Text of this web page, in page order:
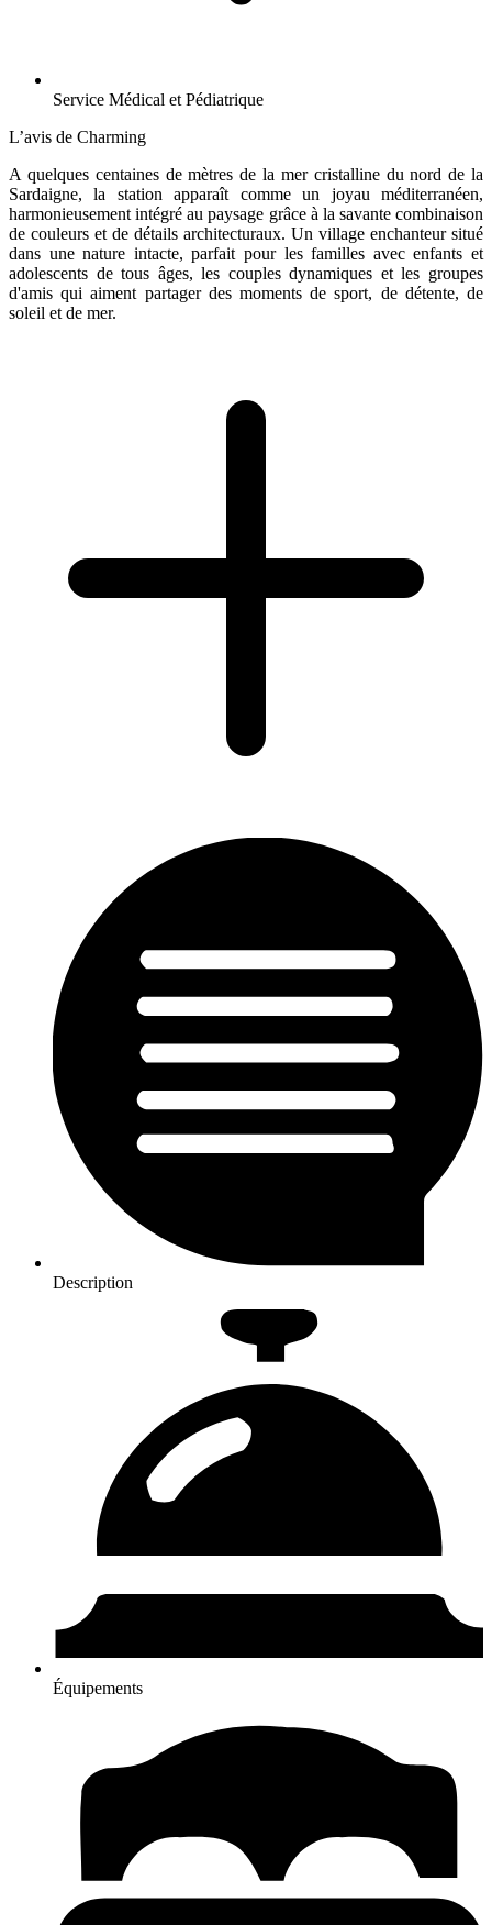
Service Médical et Pédiatrique
L’avis de Charming
A quelques centaines de mètres de la mer cristalline du nord de la
Sardaigne, la station apparaît comme un joyau méditerranéen,
harmonieusement intégré au paysage grâce à la savante combinaison
de couleurs et de détails architecturaux. Un village enchanteur situé
dans une nature intacte, parfait pour les familles avec enfants et
adolescents de tous âges, les couples dynamiques et les groupes
d'amis qui aiment partager des moments de sport, de détente, de
soleil et de mer.
Description
Équipements